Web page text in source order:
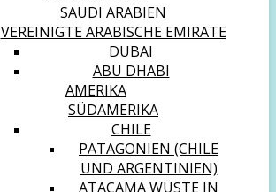
SAUDI ARABIEN
VEREINIGTE ARABISCHE EMIRATE
DUBAI
ABU DHABI
AMERIKA
SÜDAMERIKA
CHILE
PATAGONIEN (CHILE
UND ARGENTINIEN)
ATACAMA WÜSTE IN